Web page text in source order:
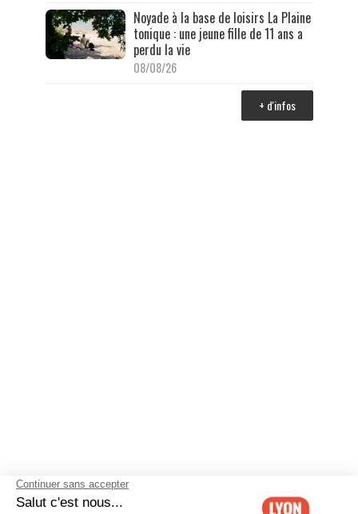
Noyade à la base de loisirs La Plaine
tonique : une jeune fille de 11 ans a
perdu la vie
08/08/26
+ d'infos